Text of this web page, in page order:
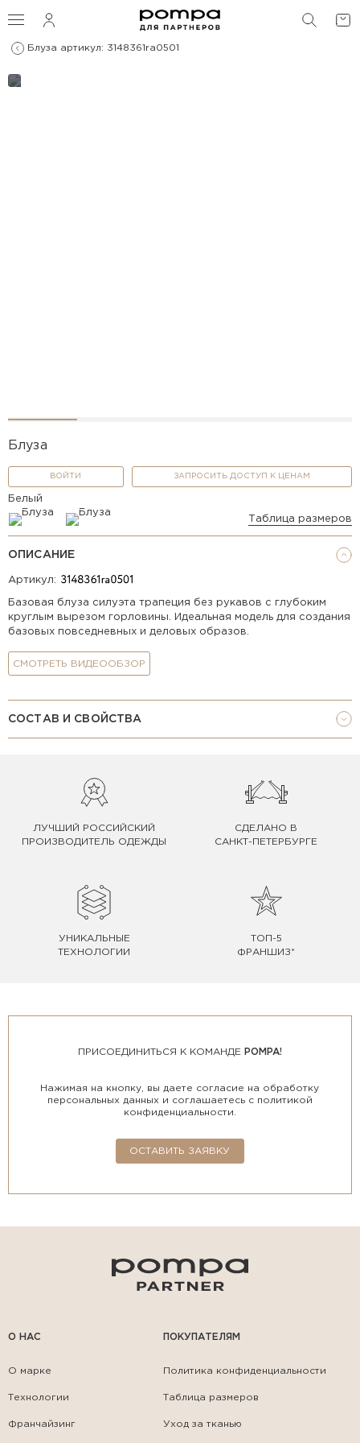
Блуза артикул: 3148361ra0501
Блуза
ВОЙТИ ЗАПРОСИТЬ ДОСТУП К ЦЕНАМ
Белый
Таблица размеров
ОПИСАНИЕ
Артикул:
Базовая блуза силуэта трапеция без рукавов с глубоким
круглым вырезом горловины. Идеальная модель для создания
базовых повседневных и деловых образов.
СМОТРЕТЬ ВИДЕООБЗОР
СОСТАВ И СВОЙСТВА
ЛУЧШИЙ РОССИЙСКИЙ
ПРОИЗВОДИТЕЛЬ ОДЕЖДЫ
СДЕЛАНО В
САНКТ-ПЕТЕРБУРГЕ
УНИКАЛЬНЫЕ
ТЕХНОЛОГИИ
ТОП-5
ФРАНШИЗ*
О НАС
О марке
Технологии
Франчайзинг
ПОКУПАТЕЛЯМ
Политика конфиденциальности
Таблица размеров
Уход за тканью
ПРИСОЕДИНИТЬСЯ К КОМАНДЕ POMPA!
Нажимая на кнопку, вы даете согласие на обработку
персональных данных и соглашаетесь с политикой
конфиденциальности.
ОСТАВИТЬ ЗАЯВКУ